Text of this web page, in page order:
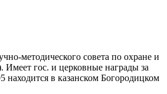
методического совета по охране и
гос. и церковные награды за
находится в казанском Богородицком